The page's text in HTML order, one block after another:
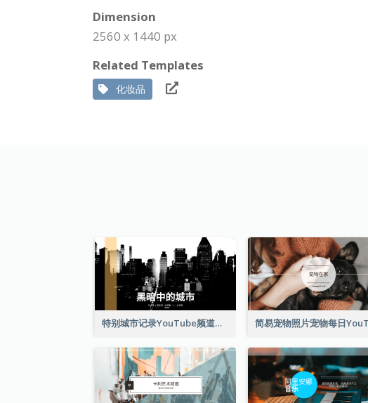
Dimension
2560 x 1440 px
Related Templates
化妆品
特别城市记录YouTube频道图片